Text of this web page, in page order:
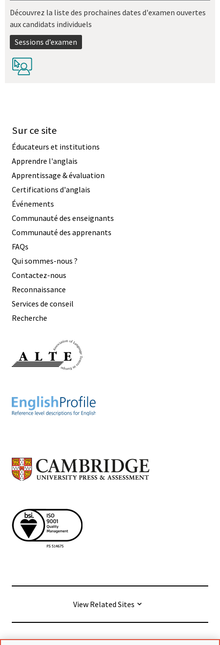
Découvrez la liste des prochaines dates d'examen ouvertes
aux candidats individuels
Sessions d’examen
Sur ce site
Éducateurs et institutions
Apprendre l'anglais
Apprentissage & évaluation
Certifications d'anglais
Événements
Communauté des enseignants
Communauté des apprenants
FAQs
Qui sommes-nous ?
Contactez-nous
Reconnaissance
Services de conseil
Recherche
View Related Sites